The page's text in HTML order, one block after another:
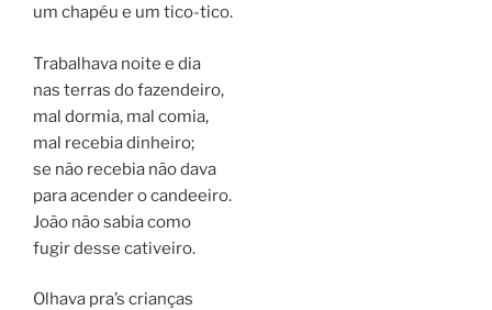
um chapéu e um tico-tico.
Trabalhava noite e dia
nas terras do fazendeiro,
mal dormia, mal comia,
mal recebia dinheiro;
se não recebia não dava
para acender o candeeiro.
João não sabia como
fugir desse cativeiro.
Olhava pra’s crianças